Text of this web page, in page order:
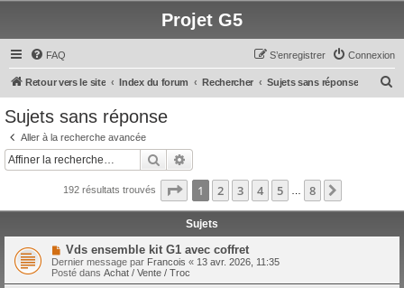
Projet G5
FAQ Connexion
S’enregistrer
Retour vers le site Index du forum Rechercher Sujets sans réponse
c
Sujets sans réponse
Aller à la recherche avancée
Rechercher
192 résultats trouvés Page 1sur8
1 2 3 4 5 8
Sujets
N
o
u
v
Vds ensemble kit G1 avec coffret
Dernier message par Francois « 13 avr. 2026, 11:35
Posté dans Achat / Vente / Troc